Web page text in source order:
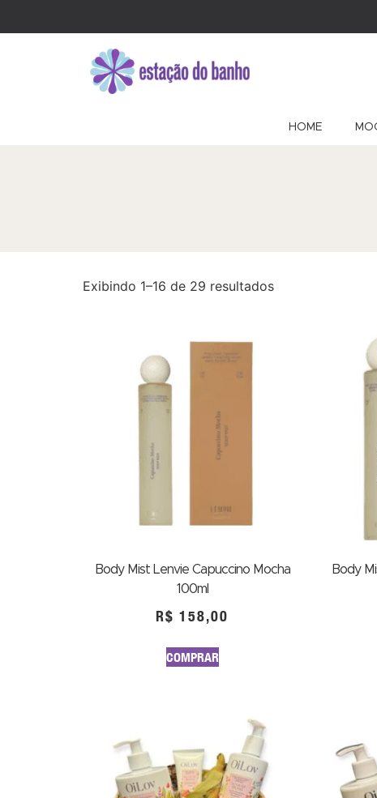
HOME
Exibindo 1–16 de 29 resultados
Body Mist Lenvie Capuccino Mocha
100ml
R$ 158,00
COMPRAR
Body